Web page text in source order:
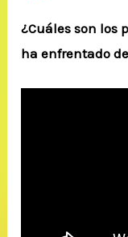
¿Cuáles son los
ha enfrentado